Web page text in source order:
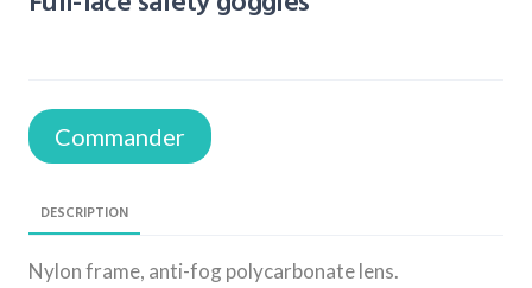
Commander
DESCRIPTION
Nylon frame, anti-fog polycarbonate lens.